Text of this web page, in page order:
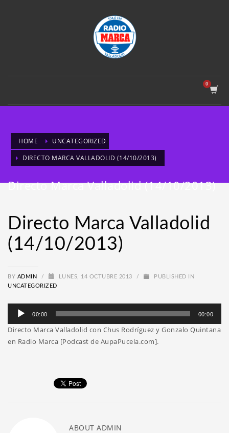
HOME
UNCATEGORIZED
DIRECTO MARCA VALLADOLID (14/10/2013)
Directo Marca Valladolid (14/10/2013)
Directo Marca Valladolid
(14/10/2013)
BY ADMIN / LUNES, 14 OCTUBRE 2013 /
PUBLISHED IN
UNCATEGORIZED
Reproductor
audio
00:00 00:00
Directo Marca Valladolid con Chus Rodríguez y Gonzalo Quintana
en Radio Marca [Podcast de AupaPucela.com].
ABOUT ADMIN